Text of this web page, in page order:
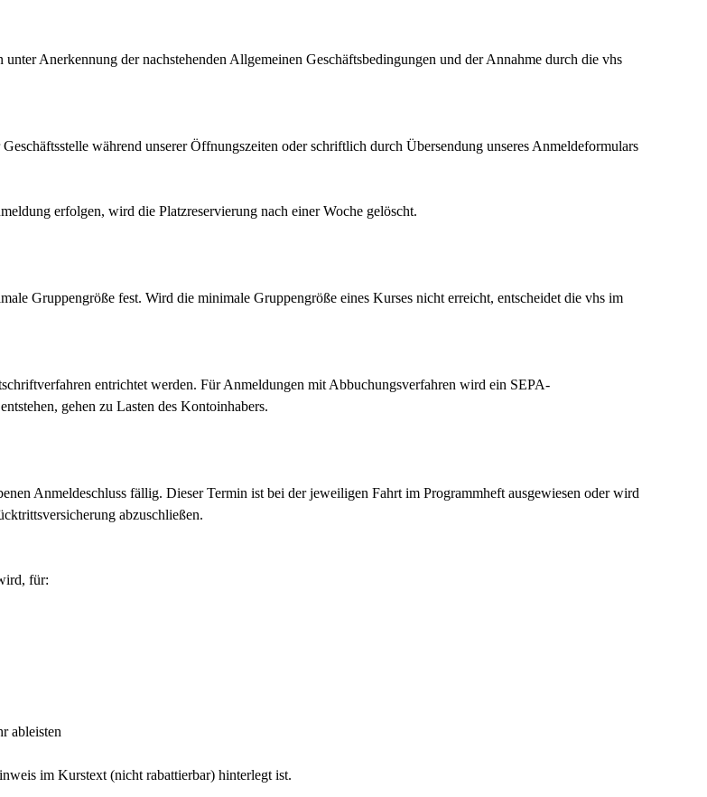
Anerkennung der nachstehenden Allgemeinen Geschäftsbedingungen und der Annahme durch die vhs
während unserer Öffnungszeiten oder schriftlich durch Übersendung unseres Anmeldeformulars
erfolgen, wird die Platzreservierung nach einer Woche gelöscht.
Gruppengröße fest. Wird die minimale Gruppengröße eines Kurses nicht erreicht, entscheidet die vhs im
entrichtet werden. Für Anmeldungen mit Abbuchungsverfahren wird ein SEPA-
gehen zu Lasten des Kontoinhabers.
Anmeldeschluss fällig. Dieser Termin ist bei der jeweiligen Fahrt im Programmheft ausgewiesen oder wird
abzuschließen.
für:
ableisten
im Kurstext (nicht rabattierbar) hinterlegt ist.